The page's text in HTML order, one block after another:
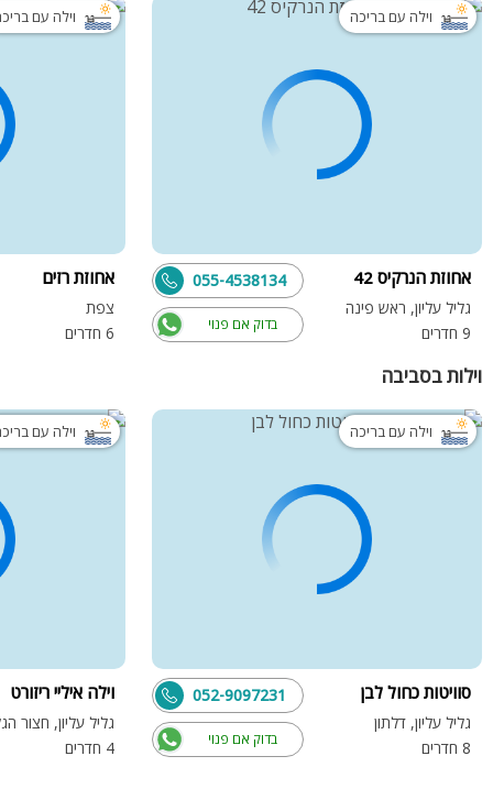
וילה עם בריכה
אחוזת הנרקיס 42
גליל עליון, ראש פינה
9 חדרים
בדוק אם פנוי
055-4538134
וילה עם
אחוזת רזים
צפת
6 חדרים
וילות בסביבה
וילה עם בריכה
סוויטות כחול לבן
גליל עליון, דלתון
8 חדרים
בדוק אם פנוי
052-9097231
וילה עם
וילה איליי ריזורט
גליל עליון, חצור
4 חדרים